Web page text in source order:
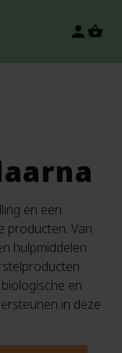
person
en een
producten. Van
hulpmiddelen
en
in deze